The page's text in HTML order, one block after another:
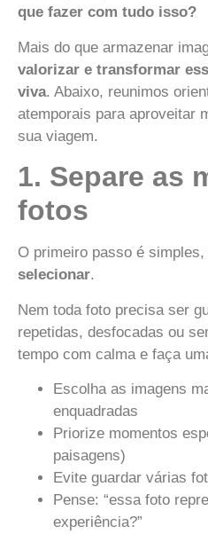
que fazer com tudo isso?
Mais do que armazenar
valorizar e transformar
viva. Abaixo, reunimos
atemporais para aproveitar
sua viagem.
1. Separe as
fotos
O primeiro passo é
selecionar.
Nem toda foto precisa ser
repetidas, desfocadas ou
tempo com calma e faça
Escolha as imagens
enquadradas
Priorize momentos
paisagens)
Evite guardar várias
Pense: “essa foto
experiência?”